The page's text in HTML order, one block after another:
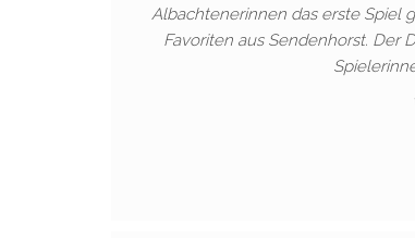
Albachtenerinnen das erste Spiel
Favoriten aus Sendenhorst. Der